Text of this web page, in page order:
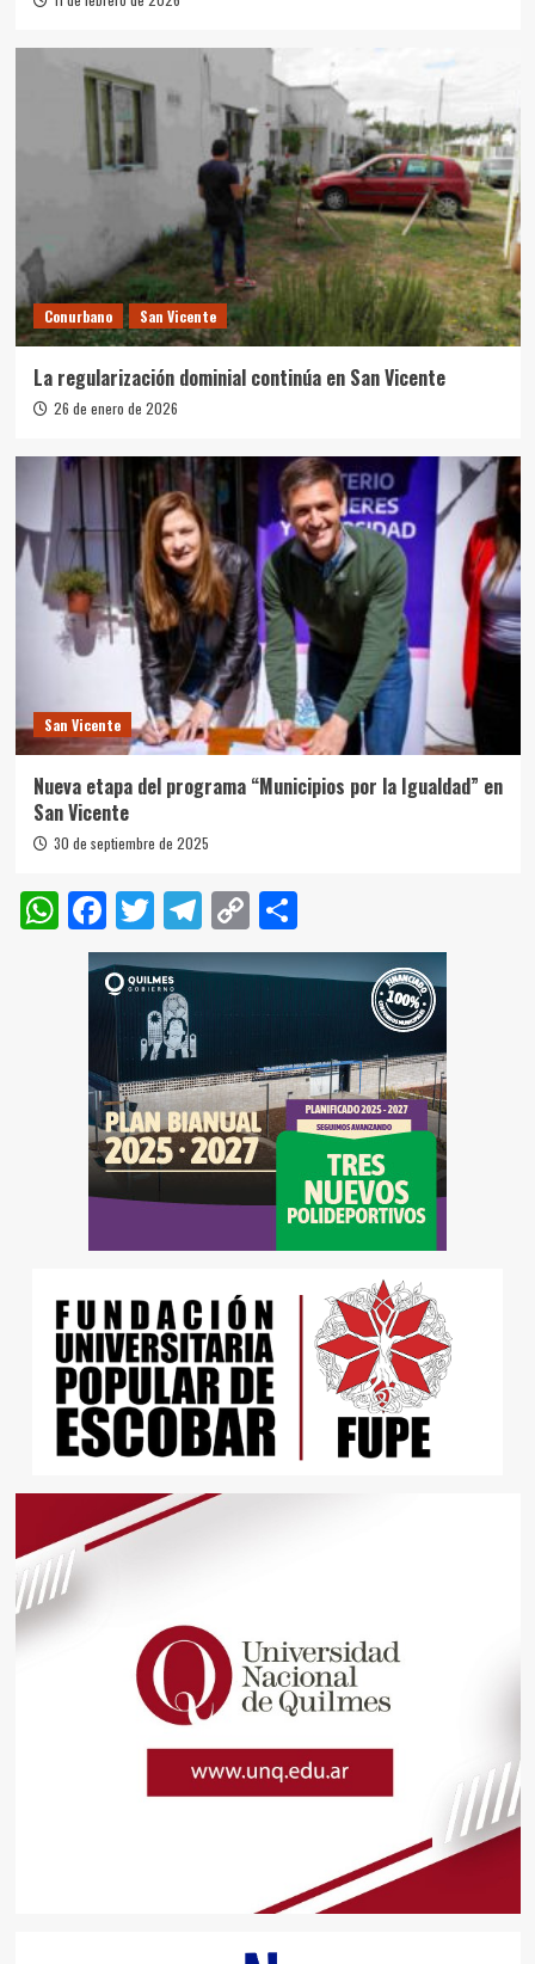
Conurbano San Vicente
La regularización dominial continúa en San Vicente
26 de enero de 2026
San Vicente
Nueva etapa del programa “Municipios por la Igualdad” en
San Vicente
30 de septiembre de 2025
WhatsApp
Facebook
Twitter
Telegram
Copy
Link
Compartir